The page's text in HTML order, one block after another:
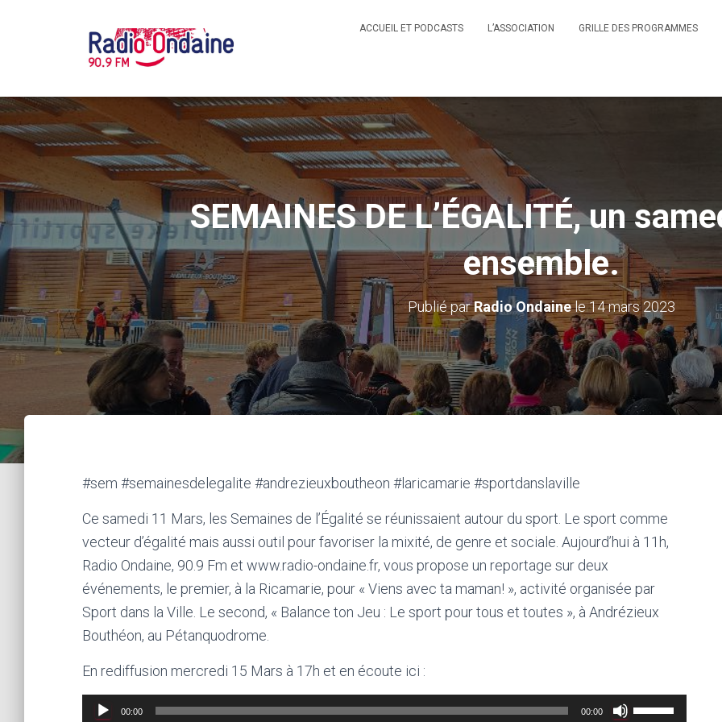
ACCUEIL ET PODCASTS L’ASSOCIATION GRILLE DES PROGRAMMES
SEMAINES DE L’ÉGALITÉ, un
ensemble.
Publié parRadio Ondainele14 mars 2023
#sem #semainesdelegalite #andrezieuxboutheon #laricamarie #sportdanslaville
Ce samedi 11 Mars, les Semaines de l’Égalité se réunissaient autour du sport. Le sport comme
vecteur d’égalité mais aussi outil pour favoriser la mixité, de genre et sociale. Aujourd’hui à 11h,
Radio Ondaine, 90.9 Fm et www.radio-ondaine.fr, vous propose un reportage sur deux
événements, le premier, à la Ricamarie, pour « Viens avec ta maman! », activité organisée par
Sport dans la Ville. Le second, « Balance ton Jeu : Le sport pour tous et toutes », à Andrézieux
Bouthéon, au Pétanquodrome.
En rediffusion mercredi 15 Mars à 17h et en écoute ici :
Lecteur00:00 00:00
Utilisez